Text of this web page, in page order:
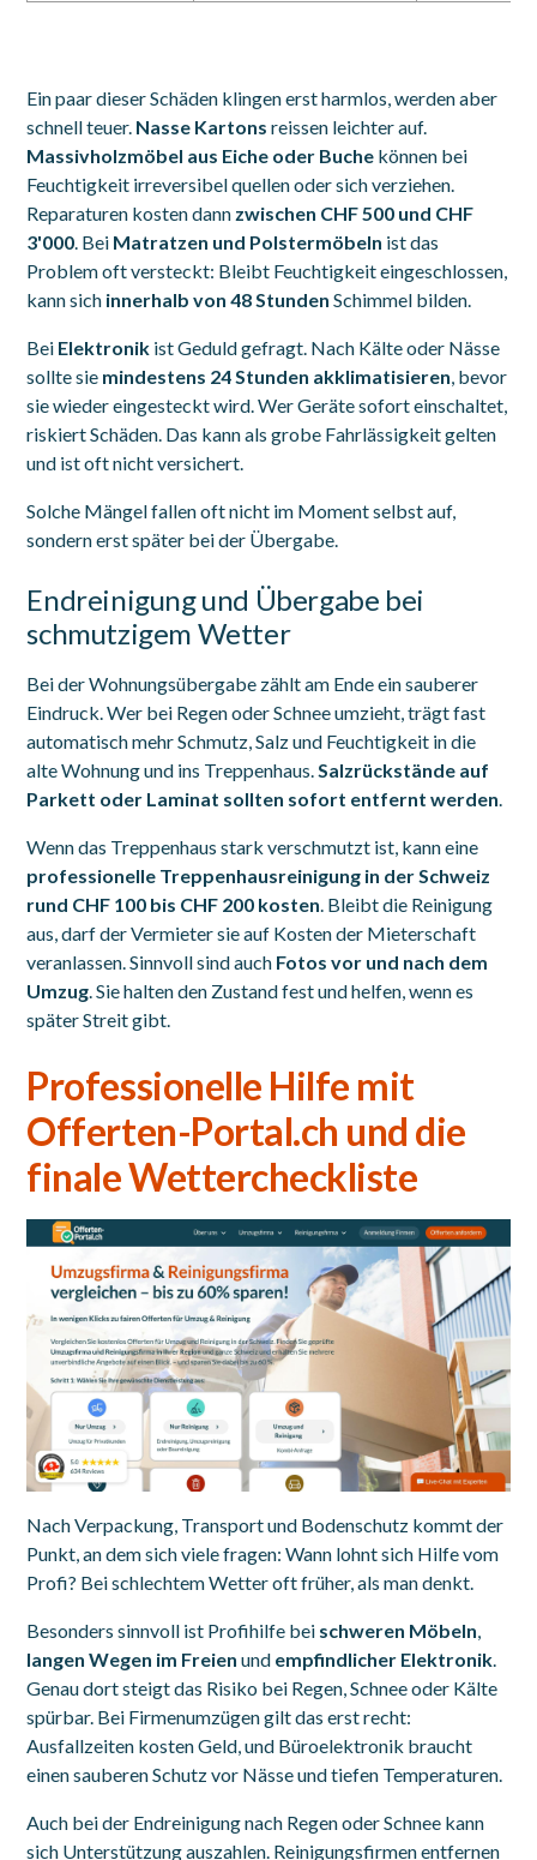
Ein paar dieser Schäden klingen erst harmlos, werden aber
schnell teuer. Nasse Kartons reissen leichter auf.
Massivholzmöbel aus Eiche oder Buche können bei
Feuchtigkeit irreversibel quellen oder sich verziehen.
Reparaturen kosten dann zwischen CHF 500 und CHF
3'000. Bei Matratzen und Polstermöbeln ist das
Problem oft versteckt: Bleibt Feuchtigkeit eingeschlossen,
kann sich innerhalb von 48 Stunden Schimmel bilden.
Bei Elektronik ist Geduld gefragt. Nach Kälte oder Nässe
sollte sie mindestens 24 Stunden akklimatisieren, bevor
sie wieder eingesteckt wird. Wer Geräte sofort einschaltet,
riskiert Schäden. Das kann als grobe Fahrlässigkeit gelten
und ist oft nicht versichert.
Solche Mängel fallen oft nicht im Moment selbst auf,
sondern erst später bei der Übergabe.
Endreinigung und Übergabe bei
schmutzigem Wetter
Bei der Wohnungsübergabe zählt am Ende ein sauberer
Eindruck. Wer bei Regen oder Schnee umzieht, trägt fast
automatisch mehr Schmutz, Salz und Feuchtigkeit in die
alte Wohnung und ins Treppenhaus.Salzrückstände auf
Parkett oder Laminat sollten sofort entfernt werden.
Wenn das Treppenhaus stark verschmutzt ist, kann eine
professionelle Treppenhausreinigung in der Schweiz
rund CHF 100 bis CHF 200 kosten. Bleibt die Reinigung
aus, darf der Vermieter sie auf Kosten der Mieterschaft
veranlassen. Sinnvoll sind auch Fotos vor und nach dem
Umzug. Sie halten den Zustand fest und helfen, wenn es
später Streit gibt.
Professionelle Hilfe mit
Offerten-Portal.ch und die
finale Wettercheckliste
Nach Verpackung, Transport und Bodenschutz kommt der
Punkt, an dem sich viele fragen: Wann lohnt sich Hilfe vom
Profi? Bei schlechtem Wetter oft früher, als man denkt.
Besonders sinnvoll ist Profihilfe bei schweren Möbeln,
langen Wegen im Freien und empfindlicher Elektronik.
Genau dort steigt das Risiko bei Regen, Schnee oder Kälte
spürbar. Bei Firmenumzügen gilt das erst recht:
Ausfallzeiten kosten Geld, und Büroelektronik braucht
einen sauberen Schutz vor Nässe und tiefen Temperaturen.
Auch bei der Endreinigung nach Regen oder Schnee kann
sich Unterstützung auszahlen. Reinigungsfirmen entfernen